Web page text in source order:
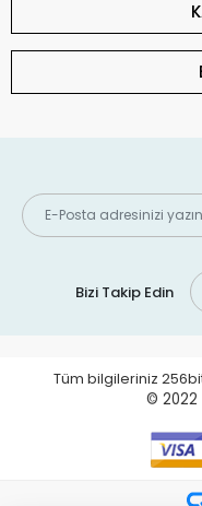
Bizi Takip Edin
Tüm bilgileriniz
© 2022